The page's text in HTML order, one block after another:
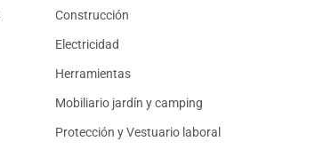
Construcción
Electricidad
Herramientas
Mobiliario jardín y camping
Protección y Vestuario laboral